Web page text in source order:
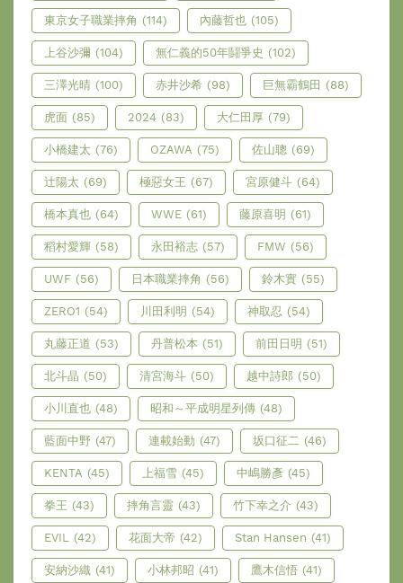
東京女子職業摔角 (114) 內藤哲也 (105)
上谷沙彌 (104) 無仁義的50年鬪爭史 (102)
三澤光晴 (100) 赤井沙希 (98) 巨無霸鶴田 (88)
虎面 (85) 2024 (83) 大仁田厚 (79)
小橋建太 (76) OZAWA (75) 佐山聰 (69)
辻陽太 (69) 極惡女王 (67) 宮原健斗 (64)
橋本真也 (64) WWE (61) 藤原喜明 (61)
稻村愛輝 (58) 永田裕志 (57) FMW (56)
UWF (56) 日本職業摔角 (56) 鈴木實 (55)
ZERO1 (54) 川田利明 (54) 神取忍 (54)
丸藤正道 (53) 丹普松本 (51) 前田日明 (51)
北斗晶 (50) 清宮海斗 (50) 越中詩郎 (50)
小川直也 (48) 昭和～平成明星列傳 (48)
藍面中野 (47) 連載始動 (47) 坂口征二 (46)
KENTA (45) 上福雪 (45) 中嶋勝彥 (45)
拳王 (43) 摔角言靈 (43) 竹下幸之介 (43)
EVIL (42) 花面大帝 (42) Stan Hansen (41)
安納沙織 (41) 小林邦昭 (41) 鷹木信悟 (41)